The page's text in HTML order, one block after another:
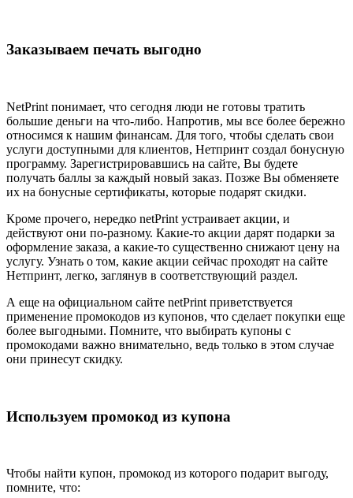
Заказываем печать выгодно
NetPrint понимает, что сегодня люди не готовы тратить
большие деньги на что-либо. Напротив, мы все более бережно
относимся к нашим финансам. Для того, чтобы сделать свои
услуги доступными для клиентов, Нетпринт создал бонусную
программу. Зарегистрировавшись на сайте, Вы будете
получать баллы за каждый новый заказ. Позже Вы обменяете
их на бонусные сертификаты, которые подарят скидки.
Кроме прочего, нередко netPrint устраивает акции, и
действуют они по-разному. Какие-то акции дарят подарки за
оформление заказа, а какие-то существенно снижают цену на
услугу. Узнать о том, какие акции сейчас проходят на сайте
Нетпринт, легко, заглянув в соответствующий раздел.
А еще на официальном сайте netPrint приветствуется
применение промокодов из купонов, что сделает покупки еще
более выгодными. Помните, что выбирать купоны с
промокодами важно внимательно, ведь только в этом случае
они принесут скидку.
Используем промокод из купона
Чтобы найти купон, промокод из которого подарит выгоду,
помните, что: